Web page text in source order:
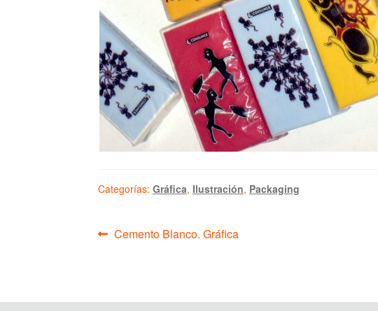
Categorías:Gráfica, Ilustración, Packaging
Navegación
Anterior:
Cemento Blanco. Gráfica